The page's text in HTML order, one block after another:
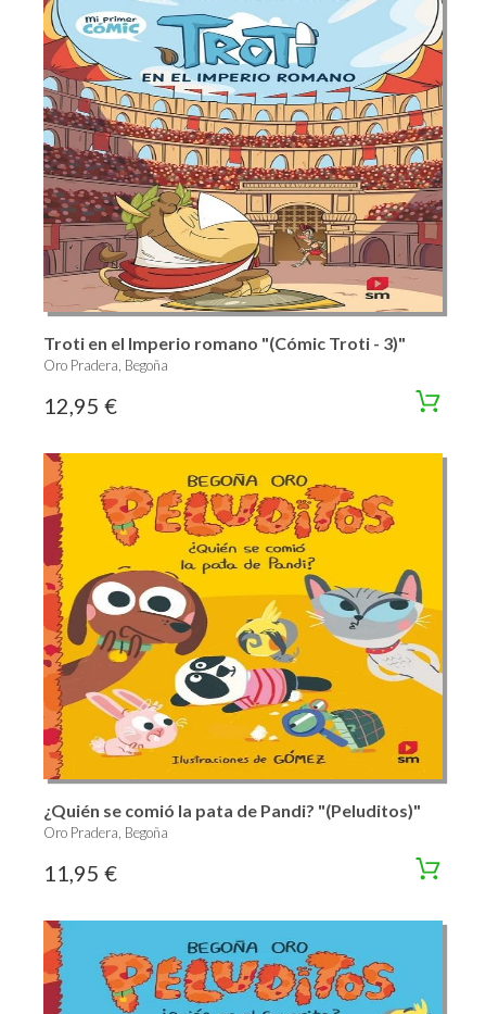
Troti en el Imperio romano "(Cómic Troti - 3)"
Oro Pradera, Begoña
12,95 €
¿Quién se comió la pata de Pandi? "(Peluditos)"
Oro Pradera, Begoña
11,95 €